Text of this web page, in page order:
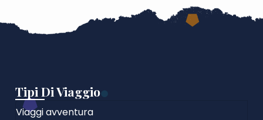
Tipi Di Viaggio
Viaggi avventura